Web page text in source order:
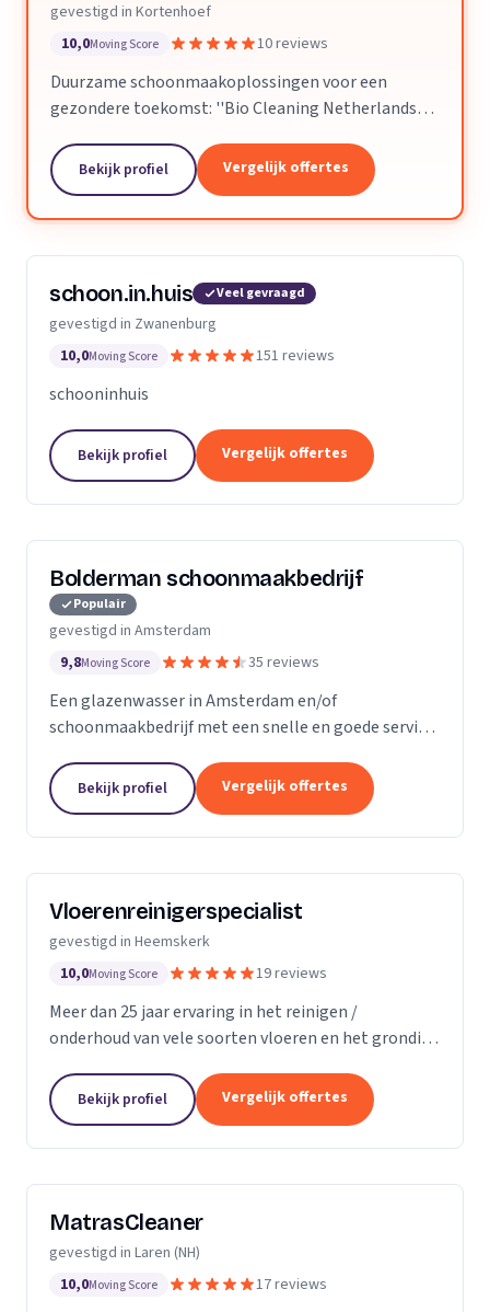
gevestigd in Kortenhoef
10,0Moving Score 10 reviews
Duurzame schoonmaakoplossingen voor een
gezondere toekomst: ''Bio Cleaning Netherlands
Bekijk profiel Vergelijk offertes
schoon.in.huis Veel gevraagd
gevestigd in Zwanenburg
10,0Moving Score 151 reviews
schooninhuis
Bekijk profiel Vergelijk offertes
Bolderman schoonmaakbedrijf
Populair
gevestigd in Amsterdam
9,8Moving Score 35 reviews
Een glazenwasser in Amsterdam en/of
schoonmaakbedrijf met een snelle en goede service
schoonmaakmedewerkers zijn actief in héél
Amsterdam en ontzorgen u met...
Bekijk profiel Vergelijk offertes
Vloerenreinigerspecialist
gevestigd in Heemskerk
10,0Moving Score 19 reviews
Meer dan 25 jaar ervaring in het reinigen /
onderhoud van vele soorten vloeren en het grondig
objecten zoals meubels en stoelen, zowel bij u
thuis...
Bekijk profiel Vergelijk offertes
MatrasCleaner
gevestigd in Laren (NH)
10,0Moving Score 17 reviews